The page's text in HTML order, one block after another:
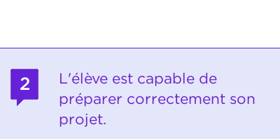
2
L'élève est capable de
préparer correctement son
projet.